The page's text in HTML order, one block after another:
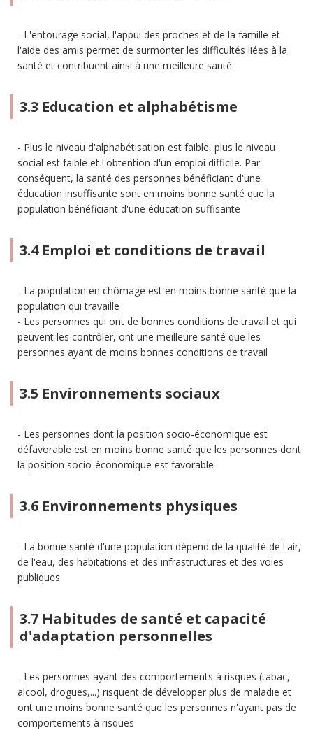
L'entourage social, l'appui des proches et de la famille et
l'aide des amis permet de surmonter les difficultés liées à la
santé et contribuent ainsi à une meilleure santé
3.3 Education et alphabétisme
Plus le niveau d'alphabétisation est faible, plus le niveau
social est faible et l'obtention d'un emploi difficile. Par
conséquent, la santé des personnes bénéficiant d'une
éducation insuffisante sont en moins bonne santé que la
population bénéficiant d'une éducation suffisante
3.4 Emploi et conditions de travail
La population en chômage est en moins bonne santé que la
population qui travaille
Les personnes qui ont de bonnes conditions de travail et qui
peuvent les contrôler, ont une meilleure santé que les
personnes ayant de moins bonnes conditions de travail
3.5 Environnements sociaux
Les personnes dont la position socio-économique est
défavorable est en moins bonne santé que les personnes dont
la position socio-économique est favorable
3.6 Environnements physiques
La bonne santé d'une population dépend de la qualité de l'air,
de l'eau, des habitations et des infrastructures et des voies
publiques
3.7 Habitudes de santé et capacité
d'adaptation personnelles
Les personnes ayant des comportements à risques (tabac,
alcool, drogues,...) risquent de développer plus de maladie et
ont une moins bonne santé que les personnes n'ayant pas de
comportements à risques